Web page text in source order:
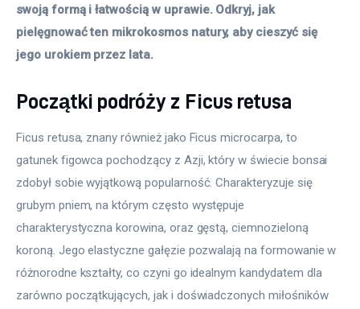
swoją formą i łatwością w uprawie. Odkryj, jak
pielęgnować ten mikrokosmos natury, aby cieszyć się
jego urokiem przez lata.
Początki podróży z Ficus retusa
Ficus retusa, znany również jako Ficus microcarpa, to
gatunek figowca pochodzący z Azji, który w świecie bonsai
zdobył sobie wyjątkową popularność. Charakteryzuje się
grubym pniem, na którym często występuje
charakterystyczna korowina, oraz gęstą, ciemnozieloną
koroną. Jego elastyczne gałęzie pozwalają na formowanie w
różnorodne kształty, co czyni go idealnym kandydatem dla
zarówno początkujących, jak i doświadczonych miłośników